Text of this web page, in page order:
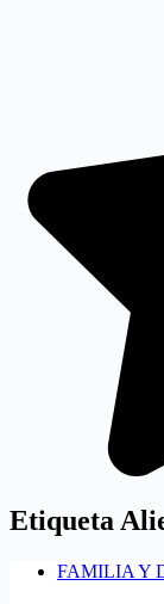
Etiqueta
FAMILIA Y